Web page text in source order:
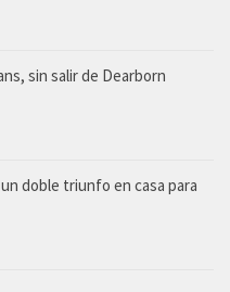
sin salir de Dearborn
doble triunfo en casa para